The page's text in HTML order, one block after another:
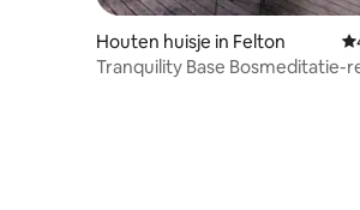
Houten huisje in Felton
Tranquility Base Bosmeditatie-